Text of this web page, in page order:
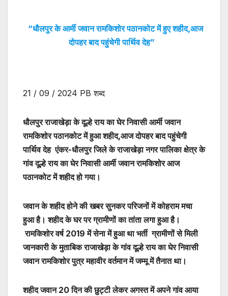
“धौलपुर के आर्मी जवान रामकिशोर पठानकोट में हुए शहीद,आज
दोपहर बाद पहुंचेगी पार्थिव देह”
21 / 09 / 2024 PB शब्द
धौलपुर राजाखेड़ा के दूल्हे राय का घेर निवासी आर्मी जवान
रामकिशोर पठानकोट में हुआ शहीद,आज दोपहर बाद पहुंचेगी
पार्थिव देह एंकर-धौलपुर जिले के राजाखेड़ा नगर पालिका क्षेत्र के
गांव दूल्हे राय का घेर निवासी आर्मी जवान रामकिशोर आज
पठानकोट में शहीद हो गया।
जवान के शहीद होने की खबर सुनकर परिजनों में कोहराम मचा
हुआ है। शहीद के घर पर ग्रामीणों का तांता लगा हुआ है।
रामकिशोर वर्ष 2019 में सेना में हुआ था भर्ती ग्रामीणों से मिली
जानकारी के मुताबिक राजाखेड़ा के गांव दूल्हे राय का घेर निवासी
जवान रामकिशोर पुत्र महावीर वर्तमान में जम्मू में तैनात था।
शहीद जवान 20 दिन की छुट्टी लेकर अगस्त में अपने गांव आया